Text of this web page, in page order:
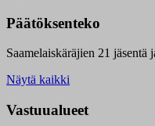
Päätöksenteko
Saamelaiskäräjien 21 jäsentä
Näytä kaikki
Vastuualueet